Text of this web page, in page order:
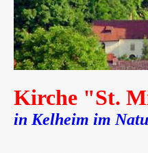
Kirche "St.
in Kelheim im